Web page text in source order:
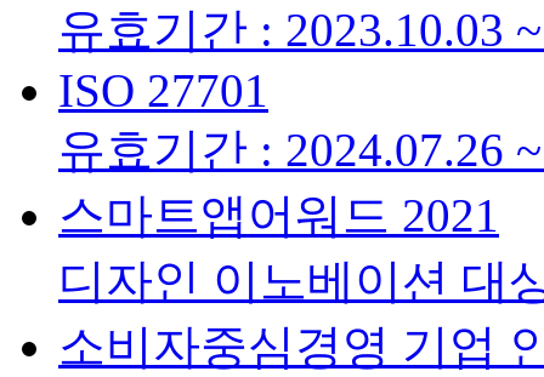
유효기간 : 2023.10.03
ISO 27701
유효기간 : 2024.07.26
스마트앱어워드 2021
디자인 이노베이션 대
소비자중심경영 기업